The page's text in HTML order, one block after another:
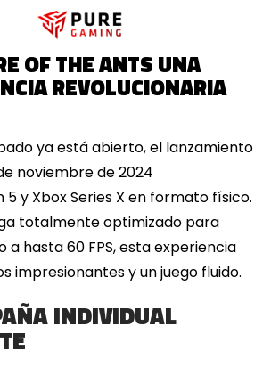
OF THE ANTS UNA
REVOLUCIONARIA
ya está abierto, el lanzamiento
noviembre de 2024
5 y Xbox Series X en formato físico.
totalmente optimizado para
a hasta 60 FPS, esta experiencia
impresionantes y un juego fluido.
INDIVIDUAL